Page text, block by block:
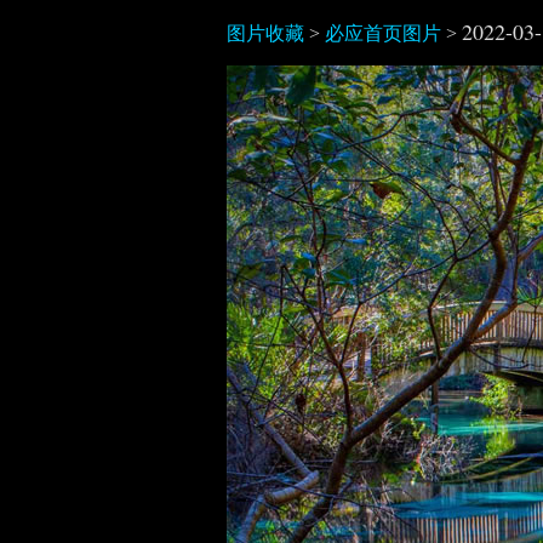
图片收藏 > 必应首页图片 > 2022-